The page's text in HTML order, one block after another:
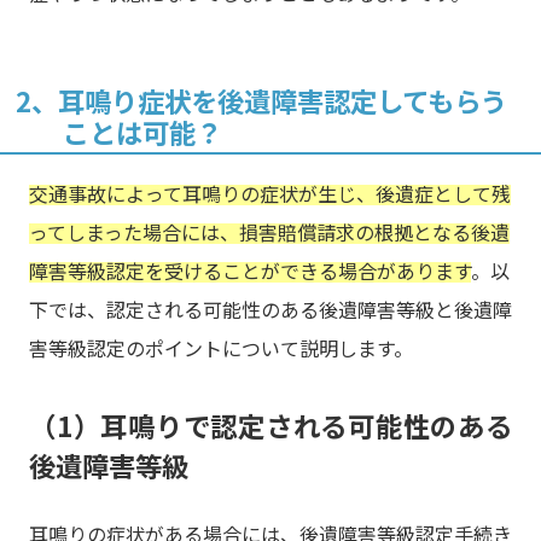
2、耳鳴り症状を後遺障害認定してもらう
ことは可能？
交通事故によって耳鳴りの症状が生じ、後遺症として残
ってしまった場合には、損害賠償請求の根拠となる後遺
障害等級認定を受けることができる場合があります。以
下では、認定される可能性のある後遺障害等級と後遺障
害等級認定のポイントについて説明します。
（1）耳鳴りで認定される可能性のある
後遺障害等級
耳鳴りの症状がある場合には、後遺障害等級認定手続き